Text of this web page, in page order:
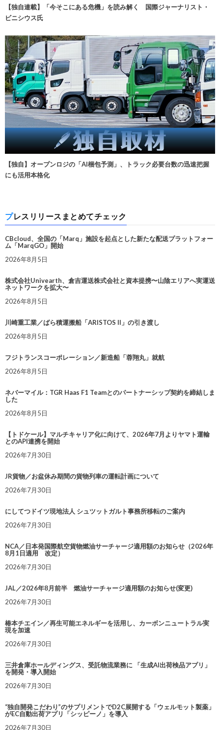
【独自連載】「今そこにある危機」を読み解く 国際ジャーナリスト・
ビニシウス氏
【独自】オープンロジの「AI梱包予測」、トラック必要台数の迅速把握
にも活用本格化
プレスリリースまとめてチェック
CBcloud、全国の「Marq」施設を起点とした新たな配送プラットフォー
ム「MarqGO」開始
2026年8月5日
株式会社Univearth、倉吉運送株式会社と資本提携〜山陰エリアへ実運送
ネットワークを拡大〜
2026年8月5日
川崎重工業／ばら積運搬船「ARISTOS II」の引き渡し
2026年8月5日
フジトランスコーポレーション／新造船「蓉翔丸」就航
2026年8月5日
ネバーマイル：TGR Haas F1 Teamとのパートナーシップ契約を締結しま
した
2026年8月5日
【トドケール】マルチキャリア化に向けて、2026年7月よりヤマト運輸
とのAPI連携を開始
2026年7月30日
JR貨物／お盆休み期間の貨物列車の運転計画について
2026年7月30日
にしてつドイツ現地法人 シュツットガルト事務所移転のご案内
2026年7月30日
NCA／日本発国際航空貨物燃油サーチャージ適用額のお知らせ（2026年
8月1日適用 改定）
2026年7月30日
JAL／2026年8月前半 燃油サーチャージ適用額のお知らせ(変更)
2026年7月30日
椿本チエイン／再生可能エネルギーを活用し、カーボンニュートラル実
現を加速
2026年7月30日
三井倉庫ホールディングス、受託物流業務に 「生成AI出荷検品アプリ」
を開発・導入開始
2026年7月30日
“独自開発こだわり”のサプリメントでD2C展開する「ウェルモット製薬」
がEC自動出荷アプリ「シッピーノ」を導入
2026年7月30日